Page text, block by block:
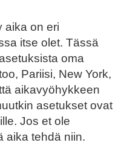
aika on eri
itse olet. Tässä
oma
Pariisi, New York,
aikavyöhykkeen
asetukset ovat
Jos et ole
aika tehdä niin.